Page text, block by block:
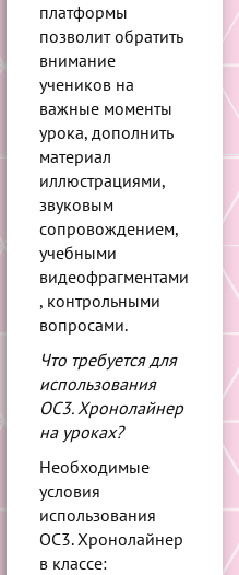
платформы
позволит обратить
внимание
учеников на
важные моменты
урока, дополнить
материал
иллюстрациями,
звуковым
сопровождением,
учебными
видеофрагментами
, контрольными
вопросами.
Что требуется для
использования
ОС3. Хронолайнер
на уроках?
Необходимые
условия
использования
ОС3. Хронолайнер
в классе: